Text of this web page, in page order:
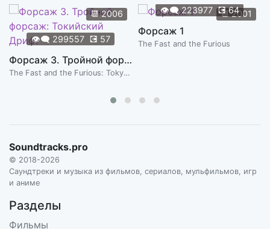
Dancing With Myself
THE DONNAS
The Yeah Yeah Yeah Song
THE FLAMING LIPS
Campus
VAMPIRE WEEKEND
Oxford Comma
Wheels
📆2006
👁️‍🗨️ 299557 💽 57
Форсаж 3. Тройной форсаж: Токийский Дрифт
The Fast and the Furious: Tokyo Drift
📆2001
👁️‍🗨️223977 💽64
Форсаж 1
The Fast and the Furious
Soundtracks.pro
© 2018-2026
Саундтреки и музыка из фильмов, сериалов, мульфильмов, игр
и аниме
Разделы
Фильмы